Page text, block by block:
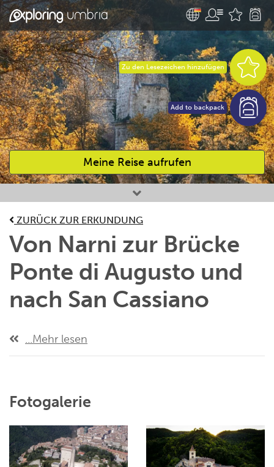
Meine Reise aufrufen
Bevorzugte Aktivitäten
Zu den Lesezeichen hinzufügen
Add to backpack
ZURÜCK ZUR ERKUNDUNG
Von Narni zur Brücke
Ponte di Augusto und
nach San Cassiano
...Mehr lesen
Fotogalerie